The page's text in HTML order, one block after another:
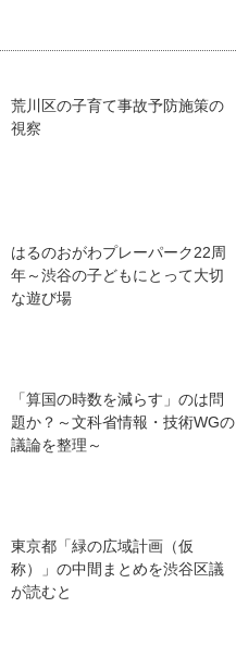
荒川区の子育て事故予防施策の
視察
はるのおがわプレーパーク22周
年～渋谷の子どもにとって大切
な遊び場
「算国の時数を減らす」のは問
題か？～文科省情報・技術WGの
議論を整理～
東京都「緑の広域計画（仮
称）」の中間まとめを渋谷区議
が読むと